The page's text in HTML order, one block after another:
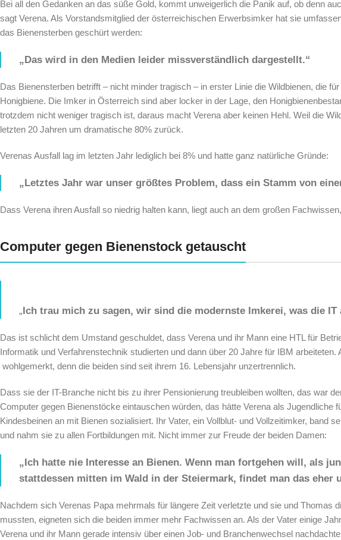
Bei all den Gedanken an das süße Gold, kommt unweigerlich die Panik auf, ob denn
sagt Verena. Als Vorstandsmitglied der österreichischen Erwerbsimker hat sie
das Bienensterben geschürt werden:
„Das wird in den Medien leider missverständlich dargestellt.“
Das Bienensterben betrifft – nicht minder tragisch – in erster Linie die Wildbienen, die
Honigbiene. Die Imker in Österreich sind aber locker in der Lage, den
trotzdem nicht weniger tragisch ist, daraus macht Verena aber keinen Hehl. Weil die
letzten 20 Jahren um dramatische 80% zurück.
Verenas Ausfall lag im letzten Jahr lediglich bei 8% und hatte ganz natürliche Gründe:
„Letztes Jahr war unser größtes Problem, dass ein Stamm von
Dass Verena ihren Ausfall so niedrig halten kann, liegt auch an dem großen
Computer gegen Bienenstock getauscht
„ Ich trau mich zu sagen, wir sind die modernste Imkerei, was die IT
Das ist schlicht dem Umstand geschuldet, dass Verena und ihr Mann eine HTL für
Informatik und Verfahrenstechnik studierten und dann über 20 Jahre für IBM
wohlgemerkt, denn die beiden sind seit ihrem 16. Lebensjahr unzertrennlich.
Dass sie der IT-Branche nicht bis zu ihrer Pensionierung treubleiben wollten, das war
Computer gegen Bienenstöcke eintauschen würden, das hätte Verena als Jugendliche
Kindesbeinen an mit Bienen sozialisiert. Ihr Vater, ein Vollblut- und Vollzeitimker, band
und nahm sie zu allen Fortbildungen mit. Nicht immer zur Freude der beiden Damen:
„Ich hatte nie Interesse an Bienen. Wenn man fortgehen will, als
stattdessen mitten im Wald in der Steiermark, findet man das eher
Nachdem sich Verenas Papa mehrmals für längere Zeit verletzte und sie und Thomas
mussten, eigneten sich die beiden immer mehr Fachwissen an. Als der Vater einige
Verena und ihr Mann gerade intensiv über einen Job- und Branchenwechsel